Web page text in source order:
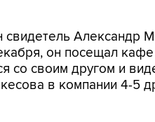
Александр
он посещал
со своим другом и
в компании 4-5